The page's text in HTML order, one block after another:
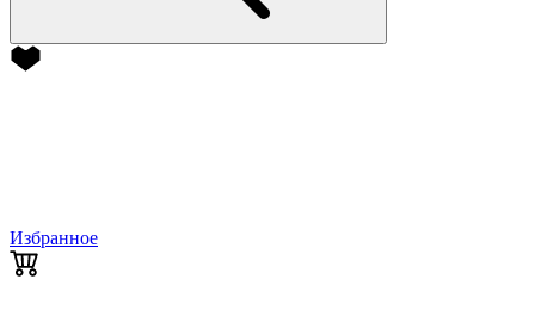
Избранное